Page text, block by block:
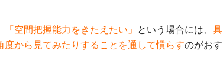
空間把握能力をきたえたい」 という場合には、 具
から見てみたりすることを通して慣らすのがおす